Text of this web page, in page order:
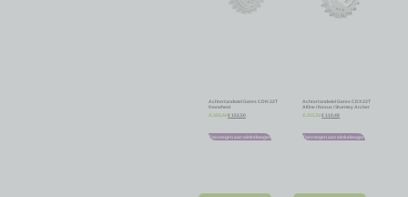
Achtertandwiel Gates CDN 22T
freewheel
169,44 €152,50
Toevoegen aan winkelwagen
Achtertandwiel Gates CDX 22T
Alfine / Nexus / Sturmey Archer
€122,76 €110,48
Toevoegen aan winkelwagen